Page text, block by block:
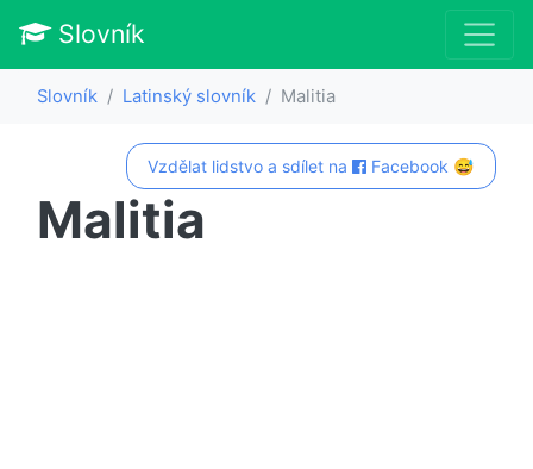
Slovník
Slovník Latinský slovník Malitia
Vzdělat lidstvo a sdílet na Facebook 😅
Malitia